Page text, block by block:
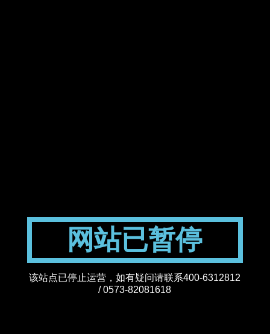
网站已暂停
该站点已停止运营，如有疑问请联系400-6312812
/ 0573-82081618